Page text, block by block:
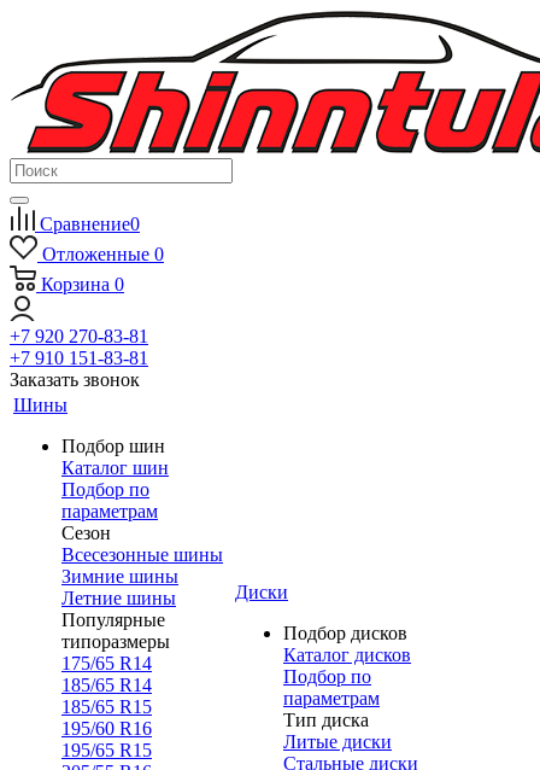
Сравнение0
Отложенные 0
Корзина 0
+7 920 270-83-81
+7 910 151-83-81
Заказать звонок
Шины
Подбор шин
Каталог шин
Подбор по
параметрам
Сезон
Всесезонные шины
Зимние шины
Летние шины
Популярные
типоразмеры
175/65 R14
185/65 R14
185/65 R15
195/60 R16
195/65 R15
Диски
Подбор дисков
Каталог дисков
Подбор по
параметрам
Тип диска
Литые диски
Стальные диски